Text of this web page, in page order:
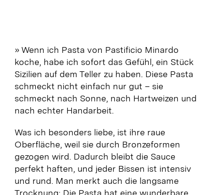
»Wenn ich Pasta von Pastificio Minardo
koche, habe ich sofort das Gefühl, ein Stück
Sizilien auf dem Teller zu haben. Diese Pasta
schmeckt nicht einfach nur gut – sie
schmeckt nach Sonne, nach Hartweizen und
nach echter Handarbeit.
Was ich besonders liebe, ist ihre raue
Oberfläche, weil sie durch Bronzeformen
gezogen wird. Dadurch bleibt die Sauce
perfekt haften, und jeder Bissen ist intensiv
und rund. Man merkt auch die langsame